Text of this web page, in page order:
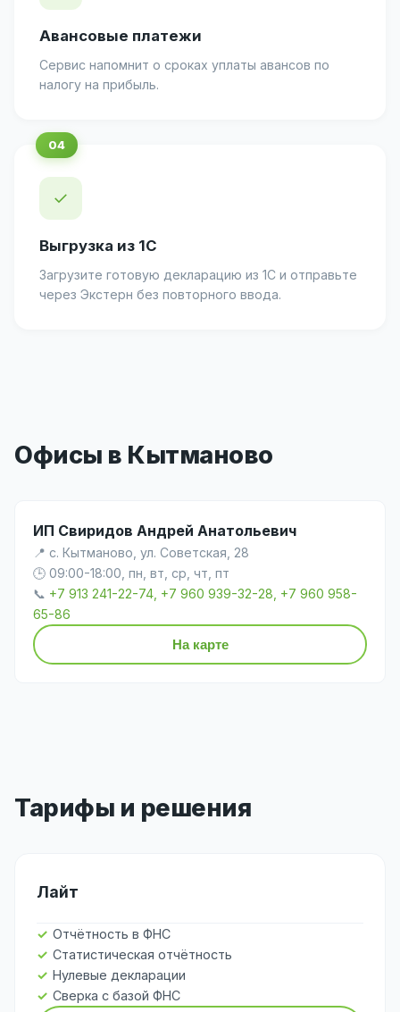
Авансовые платежи
Сервис напомнит о сроках уплаты авансов по
налогу на прибыль.
✓
Выгрузка из 1С
Загрузите готовую декларацию из 1С и отправьте
через Экстерн без повторного ввода.
Офисы в Кытманово
ИП Свиридов Андрей Анатольевич
📍 с. Кытманово, ул. Советская, 28
🕒 09:00-18:00, пн, вт, ср, чт, пт
📞 +7 913 241-22-74, +7 960 939-32-28, +7 960 958-
65-86
На карте
Тарифы и решения
Лайт
Отчётность в ФНС
Статистическая отчётность
Нулевые декларации
Сверка с базой ФНС